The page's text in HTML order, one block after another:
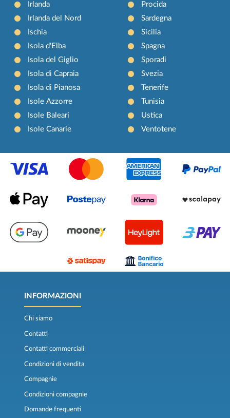
Irlanda
Irlanda del Nord
Ischia
Isola d'Elba
Isola del Giglio
Isola di Capraia
Isola di Pianosa
Isole Azzorre
Isole Baleari
Isole Canarie
Procida
Sardegna
Sicilia
Spagna
Sporadi
Svezia
Tenerife
Tunisia
Ustica
Ventotene
INFORMAZIONI
Chi siamo
Contatti
Contatti commerciali
Condizioni di vendita
Compagnie
Condizioni compagnie
Domande frequenti